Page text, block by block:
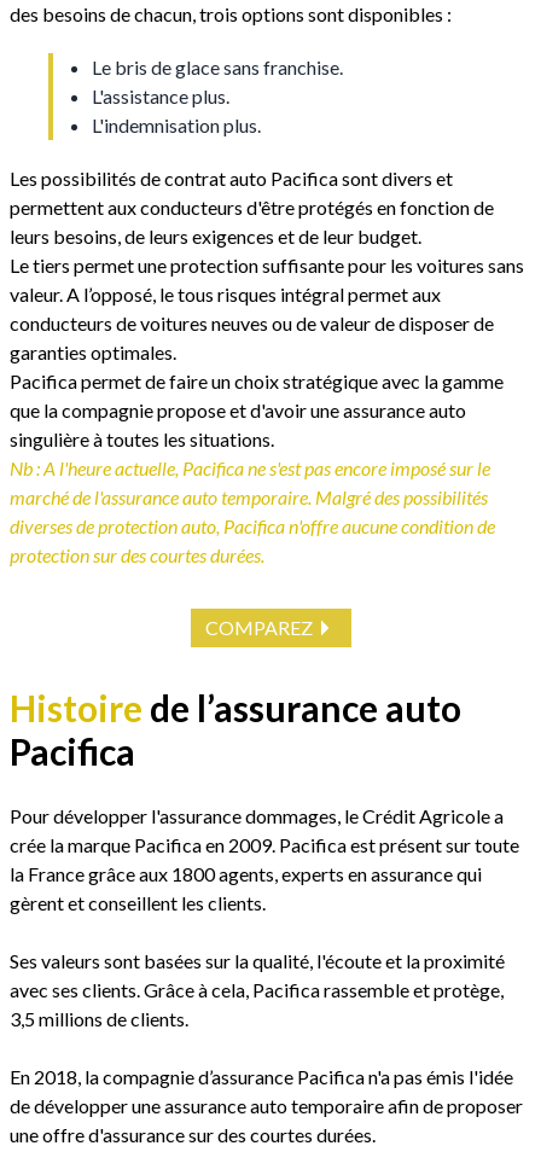
des besoins de chacun, trois options sont disponibles :
Le bris de glace sans franchise.
L'assistance plus.
L'indemnisation plus.
Les possibilités de contrat auto Pacifica sont divers et
permettent aux conducteurs d'être protégés en fonction de
leurs besoins, de leurs exigences et de leur budget.
Le tiers permet une protection suffisante pour les voitures sans
valeur. A l’opposé, le tous risques intégral permet aux
conducteurs de voitures neuves ou de valeur de disposer de
garanties optimales.
Pacifica permet de faire un choix stratégique avec la gamme
que la compagnie propose et d'avoir une assurance auto
singulière à toutes les situations.
Nb : A l'heure actuelle, Pacifica ne s'est pas encore imposé sur le
marché de l'assurance auto temporaire. Malgré des possibilités
diverses de protection auto, Pacifica n'offre aucune condition de
protection sur des courtes durées.
COMPAREZ
Histoire de l’assurance auto
Pacifica
Pour développer l'assurance dommages, le Crédit Agricole a
crée la marque Pacifica en 2009. Pacifica est présent sur toute
la France grâce aux 1800 agents, experts en assurance qui
gèrent et conseillent les clients.
Ses valeurs sont basées sur la qualité, l'écoute et la proximité
avec ses clients. Grâce à cela, Pacifica rassemble et protège,
3,5 millions de clients.
En 2018, la compagnie d’assurance Pacifica n'a pas émis l'idée
de développer une assurance auto temporaire afin de proposer
une offre d'assurance sur des courtes durées.